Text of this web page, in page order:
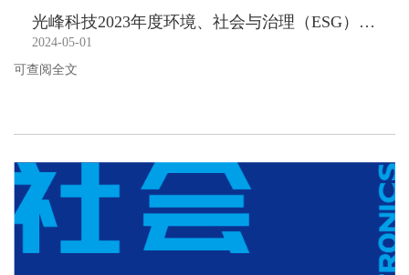
光峰科技2023年度环境、社会与治理（ESG）报告
2024-05-01
可查阅全文